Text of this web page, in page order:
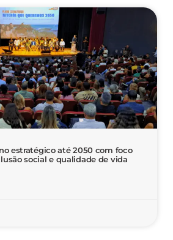
estratégico até 2050 com foco
social e qualidade de vida